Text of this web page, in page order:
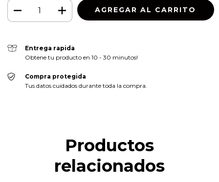
Entrega rapida
Obtene tu producto en 10 - 30 minutos!
Compra protegida
Tus datos cuidados durante toda la compra.
Productos
relacionados